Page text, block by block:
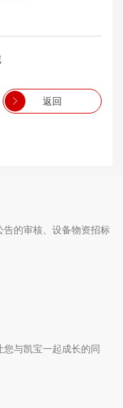
返回
的审核、设备物资招标
与凯宝一起成长的同